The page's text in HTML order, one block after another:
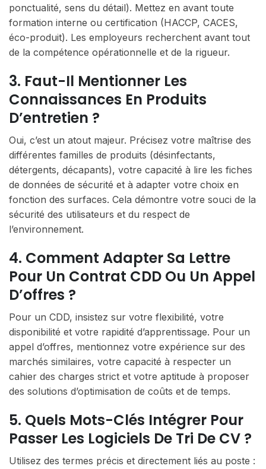
ponctualité, sens du détail). Mettez en avant toute
formation interne ou certification (HACCP, CACES,
éco-produit). Les employeurs recherchent avant tout
de la compétence opérationnelle et de la rigueur.
3. Faut-Il Mentionner Les
Connaissances En Produits
D’entretien ?
Oui, c’est un atout majeur. Précisez votre maîtrise des
différentes familles de produits (désinfectants,
détergents, décapants), votre capacité à lire les fiches
de données de sécurité et à adapter votre choix en
fonction des surfaces. Cela démontre votre souci de la
sécurité des utilisateurs et du respect de
l’environnement.
4. Comment Adapter Sa Lettre
Pour Un Contrat CDD Ou Un Appel
D’offres ?
Pour un CDD, insistez sur votre flexibilité, votre
disponibilité et votre rapidité d’apprentissage. Pour un
appel d’offres, mentionnez votre expérience sur des
marchés similaires, votre capacité à respecter un
cahier des charges strict et votre aptitude à proposer
des solutions d’optimisation de coûts et de temps.
5. Quels Mots-Clés Intégrer Pour
Passer Les Logiciels De Tri De CV ?
Utilisez des termes précis et directement liés au poste :